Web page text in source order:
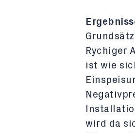
Rychiger
ist wie
wird da